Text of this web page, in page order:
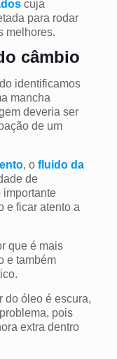
cuja
para rodar
melhores.
câmbio
identificamos
mancha
deveria ser
de um
, o fluido da
de
importante
e ficar atento a
que é mais
e também
do óleo é escura,
pois
extra dentro